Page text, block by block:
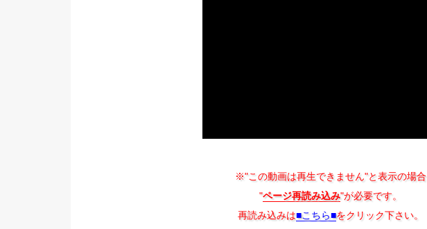
※"この動画は再生できません"と表示の場合
"ページ再読み込み"が必要です。
再読み込みは■こちら■をクリック下さい。